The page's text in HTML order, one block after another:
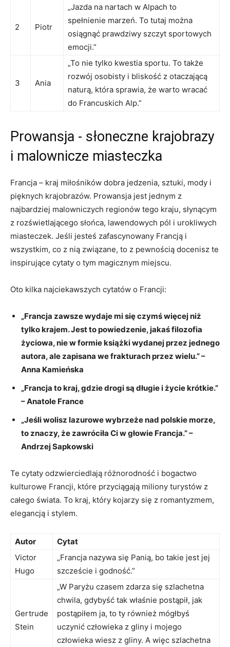
2 Piotr
„Jazda na nartach w Alpach‌ to
spełnienie marzeń. To tutaj można
osiągnąć prawdziwy szczyt sportowych
emocji.”
3 Ania
„To nie tylko ‍kwestia sportu. ‍To także
rozwój osobisty i bliskość z otaczającą
naturą, która sprawia, że warto wracać
do Francuskich Alp.”
Prowansja -‌ słoneczne krajobrazy
i malownicze miasteczka
Francja‌ – kraj miłośników ⁤dobra jedzenia, sztuki, mody ‍i
pięknych ​krajobrazów. Prowansja jest jednym ⁣z
najbardziej malowniczych⁤ regionów tego kraju, słynącym
⁢z rozświetlającego słońca, lawendowych pól‌ i urokliwych
miasteczek. Jeśli jesteś zafascynowany Francją i ​
wszystkim, co z nią związane, to z pewnością docenisz ‌te
inspirujące cytaty o tym magicznym miejscu.
Oto kilka najciekawszych cytatów o Francji:
„Francja zawsze wydaje mi się⁢ czymś więcej ‍niż
tylko krajem. Jest​ to powiedzenie, jakaś⁤ filozofia
życiowa, nie w formie książki wydanej przez jednego
autora, ale zapisana we frakturach przez wielu.” –
Anna Kamieńska
„Francja to kraj, gdzie drogi są długie i życie krótkie.”
– Anatole France
„Jeśli wolisz lazurowe wybrzeże nad polskie morze,
to znaczy, że zawróciła Ci w głowie Francja.”‍ –
Andrzej Sapkowski
Te cytaty odzwierciedlają różnorodność i bogactwo
kulturowe Francji, które przyciągają miliony⁢ turystów z
całego świata. ‍To kraj,⁢ który kojarzy się​ z romantyzmem,
elegancją i stylem.
Autor
Cytat
Victor
Hugo
„Francja nazywa się Panią, ⁣bo takie jest ⁣jej
szczeście i godność.”
Gertrude
Stein
„W Paryżu czasem zdarza ⁤się szlachetna
chwila, gdybyść tak właśnie postąpił, jak
postąpiłem ja, to⁣ ty‌ również mógłbyś
uczynić człowieka z gliny i mojego
człowieka wiesz z gliny. ‌A więc szlachetna